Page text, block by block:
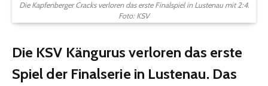
Die Kapfenberger Cracks verloren das erste Finalspiel in Lustenau mit 2:4.
Foto: KSV
Die KSV Kängurus verloren das erste
Spiel der Finalserie in Lustenau. Das